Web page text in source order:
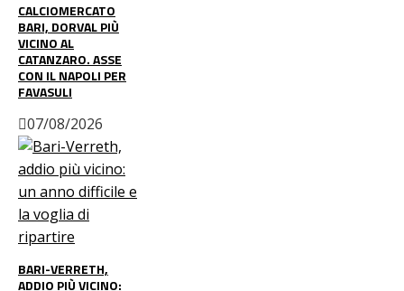
CALCIOMERCATO
BARI, DORVAL PIÙ
VICINO AL
CATANZARO. ASSE
CON IL NAPOLI PER
FAVASULI
07/08/2026
BARI-VERRETH,
ADDIO PIÙ VICINO: